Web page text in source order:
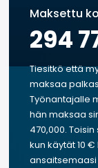
Maksettu
294
Tiesitkö että
maksaa
Työnantajalle
hän maksaa
470,000.
kun käytät 10